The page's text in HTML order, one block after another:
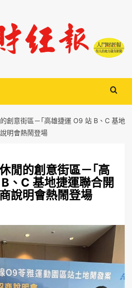
創意街區－｢高雄捷運 O9 站 B、C 基地
明會熱鬧登場
閒的創意街區－｢高
、C 基地捷運聯合開
說明會熱鬧登場